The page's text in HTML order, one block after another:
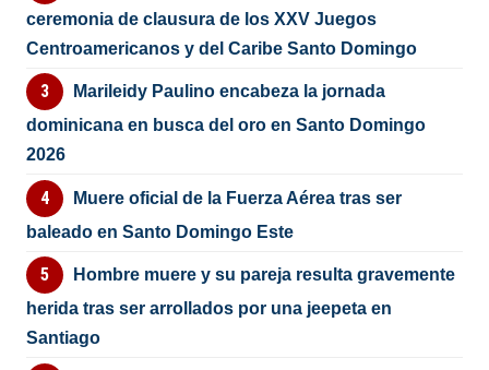
ceremonia de clausura de los XXV Juegos
Centroamericanos y del Caribe Santo Domingo
Marileidy Paulino encabeza la jornada
dominicana en busca del oro en Santo Domingo
2026
Muere oficial de la Fuerza Aérea tras ser
baleado en Santo Domingo Este
Hombre muere y su pareja resulta gravemente
herida tras ser arrollados por una jeepeta en
Santiago